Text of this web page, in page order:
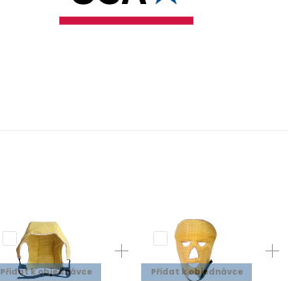
Přidat k objednávce Přidat k objednávce